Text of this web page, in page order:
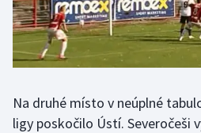
Na druhé místo v neúplné
ligy poskočilo Ústí. Severočeši